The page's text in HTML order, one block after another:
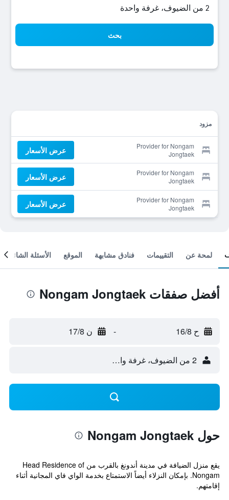
2 من الضيوف، غرفة واحدة
بحث
مزود
Provider for Nongam
Jongtaek
عرض الأسعار
Provider for Nongam
Jongtaek
عرض الأسعار
Provider for Nongam
Jongtaek
عرض الأسعار
لمحة عن التقييمات فنادق مشابهة الموقع الأسئلة الشائعة
أفضل صفقات Nongam Jongtaek
ح 16/8 - ن 17/8
2 من الضيوف، غرفة واحدة
حول Nongam Jongtaek
يقع منزل الضيافة في مدينة أندونغ بالقرب من Head Residence of
Nongam. بإمكان النزلاء أيضاً الاستمتاع بخدمة الواي فاي المجانية أثناء
إقامتهم.